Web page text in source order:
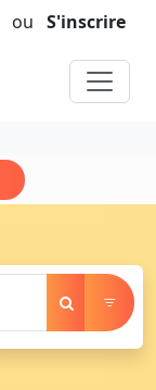
ou S'inscrire